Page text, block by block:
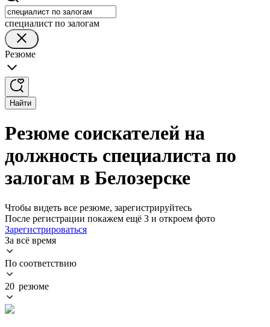
специалист по залогам
Резюме
Найти
Резюме соискателей на
должность специалиста по
залогам в Белозерске
Чтобы видеть все резюме, зарегистрируйтесь
После регистрации покажем ещё 3 и откроем фото
Зарегистрироваться
За всё время
По соответствию
20 резюме